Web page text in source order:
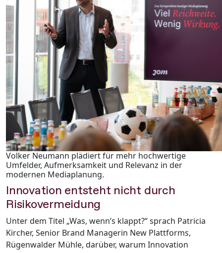
Volker Neumann plädiert für mehr hochwertige
Umfelder, Aufmerksamkeit und Relevanz in der
modernen Mediaplanung.
Innovation entsteht nicht durch
Risikovermeidung
Unter dem Titel „Was, wenn’s klappt?“ sprach Patricia
Kircher, Senior Brand Managerin New Plattforms,
Rügenwalder Mühle, darüber, warum Innovation